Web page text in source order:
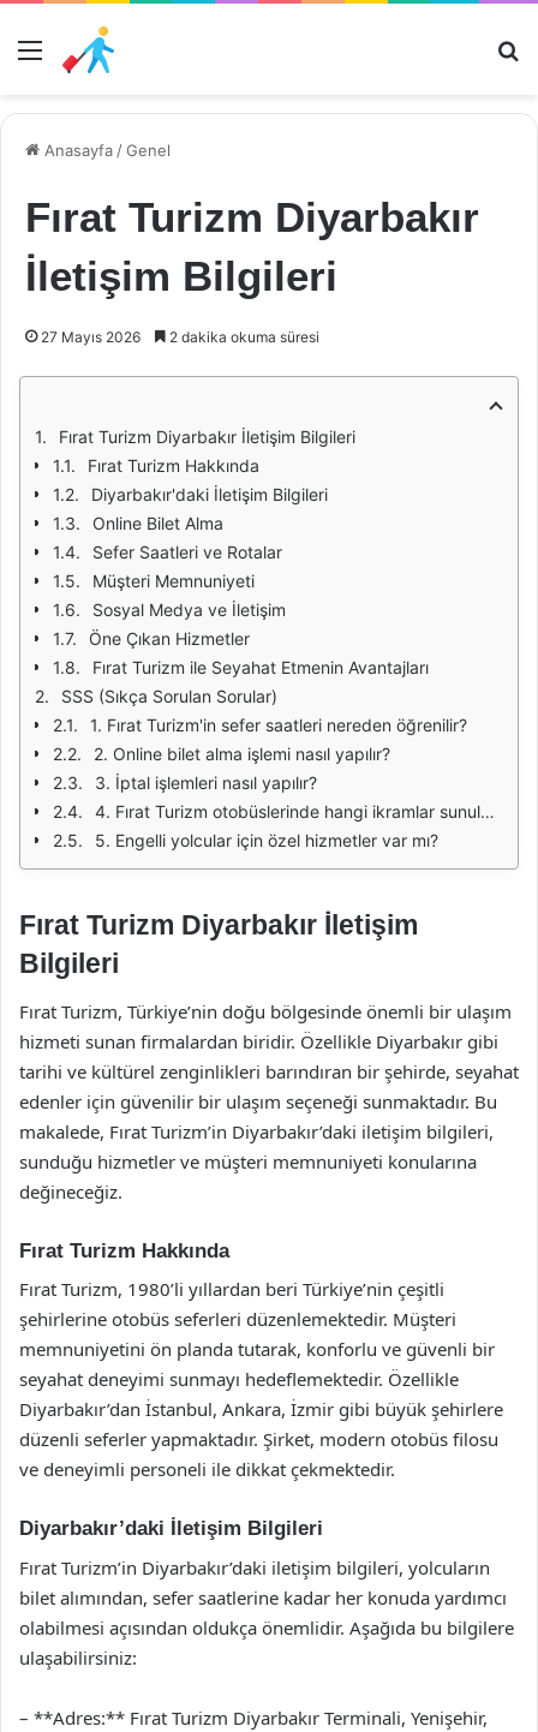
Menü
Anasayfa /Genel
Fırat Turizm Diyarbakır
İletişim Bilgileri
27 Mayıs 2026 2 dakika okuma süresi
Fırat Turizm Diyarbakır İletişim Bilgileri
Fırat Turizm Hakkında
Diyarbakır'daki İletişim Bilgileri
Online Bilet Alma
Sefer Saatleri ve Rotalar
Müşteri Memnuniyeti
Sosyal Medya ve İletişim
Öne Çıkan Hizmetler
Fırat Turizm ile Seyahat Etmenin Avantajları
SSS (Sıkça Sorulan Sorular)
1. Fırat Turizm'in sefer saatleri nereden öğrenilir?
2. Online bilet alma işlemi nasıl yapılır?
3. İptal işlemleri nasıl yapılır?
4. Fırat Turizm otobüslerinde hangi ikramlar sunulmaktadır?
5. Engelli yolcular için özel hizmetler var mı?
Fırat Turizm Diyarbakır İletişim
Bilgileri
Fırat Turizm, Türkiye’nin doğu bölgesinde önemli bir ulaşım
hizmeti sunan firmalardan biridir. Özellikle Diyarbakır gibi
tarihi ve kültürel zenginlikleri barındıran bir şehirde, seyahat
edenler için güvenilir bir ulaşım seçeneği sunmaktadır. Bu
makalede, Fırat Turizm’in Diyarbakır’daki iletişim bilgileri,
sunduğu hizmetler ve müşteri memnuniyeti konularına
değineceğiz.
Fırat Turizm Hakkında
Fırat Turizm, 1980’li yıllardan beri Türkiye’nin çeşitli
şehirlerine otobüs seferleri düzenlemektedir. Müşteri
memnuniyetini ön planda tutarak, konforlu ve güvenli bir
seyahat deneyimi sunmayı hedeflemektedir. Özellikle
Diyarbakır’dan İstanbul, Ankara, İzmir gibi büyük şehirlere
düzenli seferler yapmaktadır. Şirket, modern otobüs filosu
ve deneyimli personeli ile dikkat çekmektedir.
Diyarbakır’daki İletişim Bilgileri
Fırat Turizm’in Diyarbakır’daki iletişim bilgileri, yolcuların
bilet alımından, sefer saatlerine kadar her konuda yardımcı
olabilmesi açısından oldukça önemlidir. Aşağıda bu bilgilere
ulaşabilirsiniz:
– **Adres:** Fırat Turizm Diyarbakır Terminali, Yenişehir,